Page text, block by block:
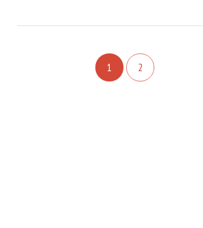
1 2